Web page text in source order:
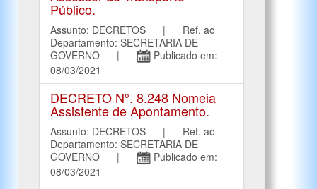
Público.
Assunto: DECRETOS | Ref. ao
Departamento: SECRETARIA DE
GOVERNO |
Publicado em:
08/03/2021
DECRETO Nº. 8.248 Nomeia
Assistente de Apontamento.
Assunto: DECRETOS | Ref. ao
Departamento: SECRETARIA DE
GOVERNO |
Publicado em:
08/03/2021